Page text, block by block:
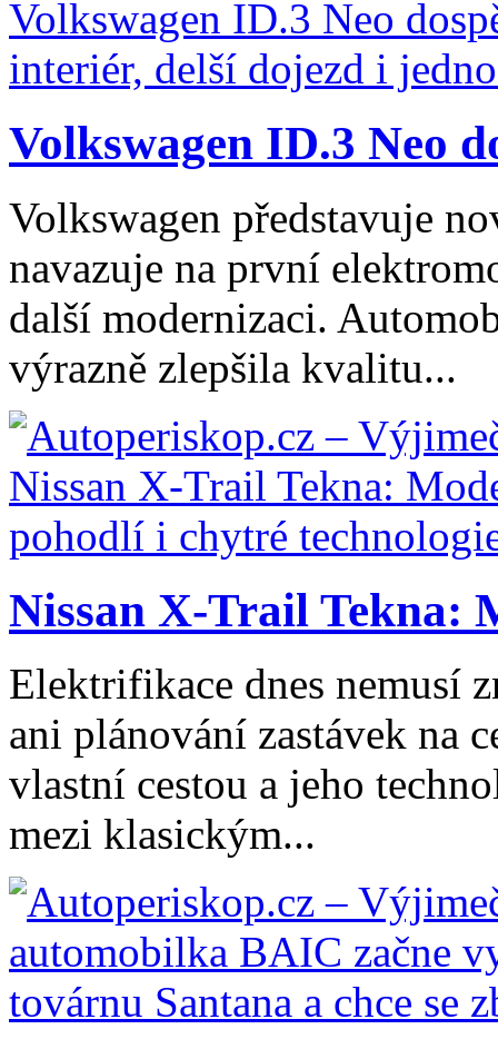
Volkswagen ID.3 Neo
Volkswagen představuje
navazuje na první
další modernizaci.
výrazně zlepšila kvalitu...
Nissan X-Trail Tekna:
Elektrifikace dnes nemusí
ani plánování zastávek na
vlastní cestou a jeho
mezi klasickým...